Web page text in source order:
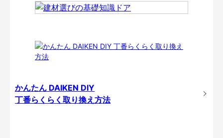
かんたん DAIKEN DIY
丁番らくらく取り換え方法